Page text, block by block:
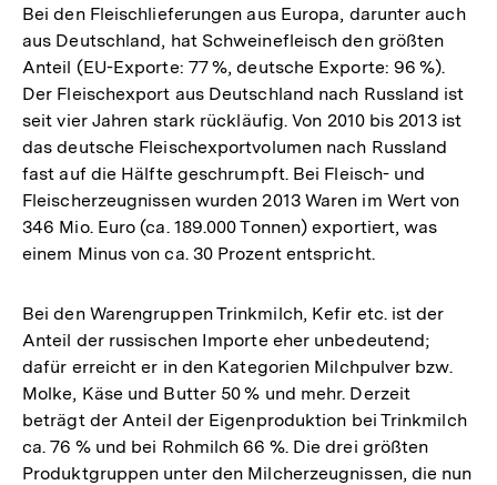
Bei den Fleischlieferungen aus Europa, darunter auch
aus Deutschland, hat Schweinefleisch den größten
Anteil (EU-Exporte: 77 %, deutsche Exporte: 96 %).
Der Fleischexport aus Deutschland nach Russland ist
seit vier Jahren stark rückläufig. Von 2010 bis 2013 ist
das deutsche Fleischexportvolumen nach Russland
fast auf die Hälfte geschrumpft. Bei Fleisch- und
Fleischerzeugnissen wurden 2013 Waren im Wert von
346 Mio. Euro (ca. 189.000 Tonnen) exportiert, was
einem Minus von ca. 30 Prozent entspricht.
Bei den Warengruppen Trinkmilch, Kefir etc. ist der
Anteil der russischen Importe eher unbedeutend;
dafür erreicht er in den Kategorien Milchpulver bzw.
Molke, Käse und Butter 50 % und mehr. Derzeit
beträgt der Anteil der Eigenproduktion bei Trinkmilch
ca. 76 % und bei Rohmilch 66 %. Die drei größten
Produktgruppen unter den Milcherzeugnissen, die nun